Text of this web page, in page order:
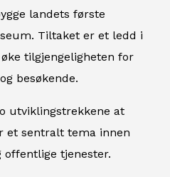
landets første
Tiltaket er et ledd i
tilgjengeligheten for
besøkende.
utviklingstrekkene at
et sentralt tema innen
tjenester.